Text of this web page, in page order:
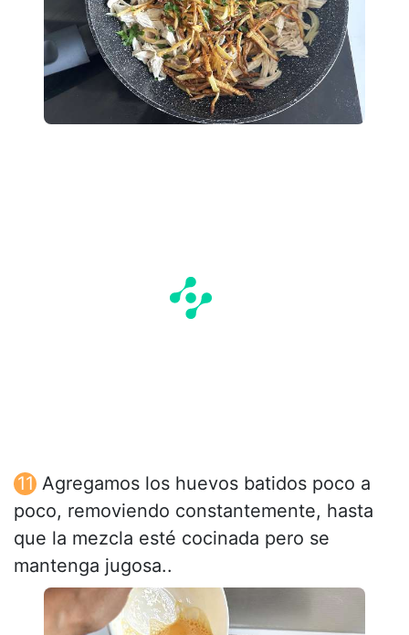
Agregamos los huevos batidos poco a
poco, removiendo constantemente, hasta
que la mezcla esté cocinada pero se
mantenga jugosa..